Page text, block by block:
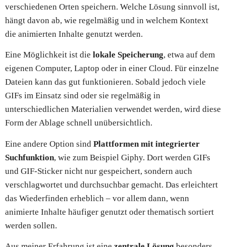
verschiedenen Orten speichern. Welche Lösung sinnvoll ist,
hängt davon ab, wie regelmäßig und in welchem Kontext
die animierten Inhalte genutzt werden.
Eine Möglichkeit ist die lokale Speicherung, etwa auf dem
eigenen Computer, Laptop oder in einer Cloud. Für einzelne
Dateien kann das gut funktionieren. Sobald jedoch viele
GIFs im Einsatz sind oder sie regelmäßig in
unterschiedlichen Materialien verwendet werden, wird diese
Form der Ablage schnell unübersichtlich.
Eine andere Option sind Plattformen mit integrierter
Suchfunktion, wie zum Beispiel Giphy. Dort werden GIFs
und GIF-Sticker nicht nur gespeichert, sondern auch
verschlagwortet und durchsuchbar gemacht. Das erleichtert
das Wiederfinden erheblich – vor allem dann, wenn
animierte Inhalte häufiger genutzt oder thematisch sortiert
werden sollen.